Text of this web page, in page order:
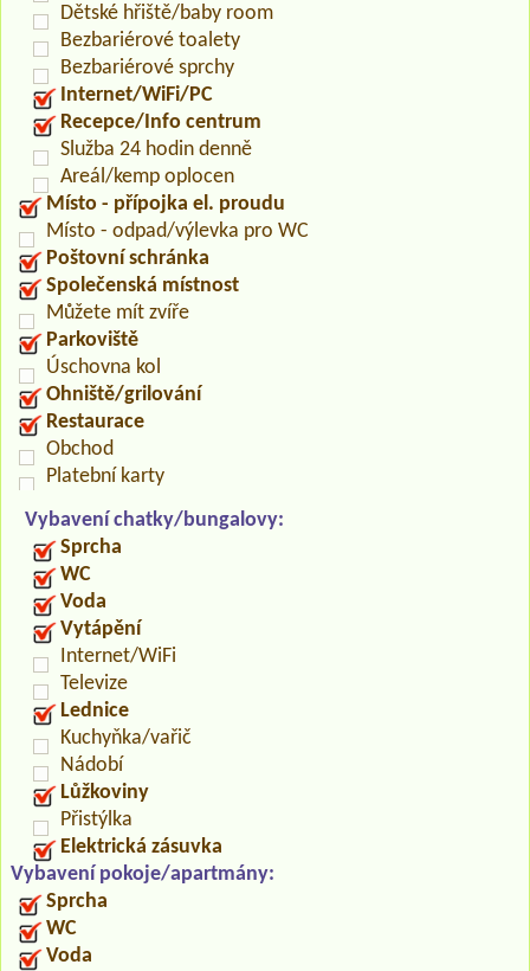
Dětské hřiště/baby room
Bezbariérové toalety
Bezbariérové sprchy
Internet/WiFi/PC
Recepce/Info centrum
Služba 24 hodin denně
Areál/kemp oplocen
Místo - přípojka el. proudu
Místo - odpad/výlevka pro WC
Poštovní schránka
Společenská místnost
Můžete mít zvíře
Parkoviště
Úschovna kol
Ohniště/grilování
Restaurace
Obchod
Platební karty
Vybavení chatky/bungalovy:
Sprcha
WC
Voda
Vytápění
Internet/WiFi
Televize
Lednice
Kuchyňka/vařič
Nádobí
Lůžkoviny
Přistýlka
Elektrická zásuvka
Vybavení pokoje/apartmány:
Sprcha
WC
Voda